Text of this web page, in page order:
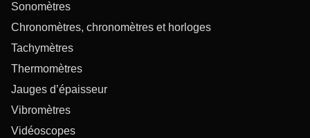
Sonomètres
Chronomètres, chronomètres et horloges
Tachymètres
Thermomètres
Jauges d’épaisseur
Vibromètres
Vidéoscopes